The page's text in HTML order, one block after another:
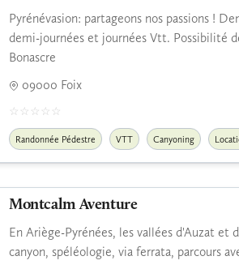
Pyrénévasion: partageons nos passions !
demi-journées et journées Vtt. Possibilité
Bonascre
09000 Foix
Randonnée Pédestre VTT Canyoning
Montcalm Aventure
En Ariège-Pyrénées, les vallées d'Auzat et
canyon, spéléologie, via ferrata, parcours